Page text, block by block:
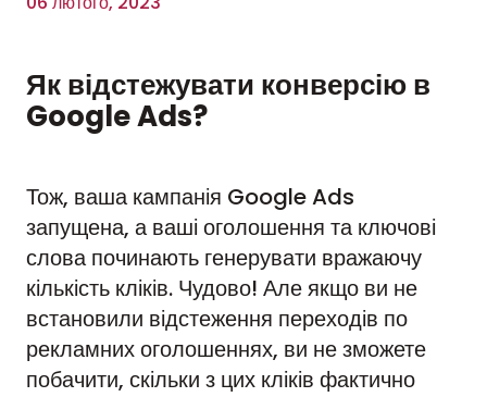
Як відстежувати конверсію в
Google Ads?
Тож, ваша кампанія Google Ads
запущена, а ваші оголошення та ключові
слова починають генерувати вражаючу
кількість кліків. Чудово! Але якщо ви не
встановили відстеження переходів по
рекламних оголошеннях, ви не зможете
побачити, скільки з цих кліків фактично